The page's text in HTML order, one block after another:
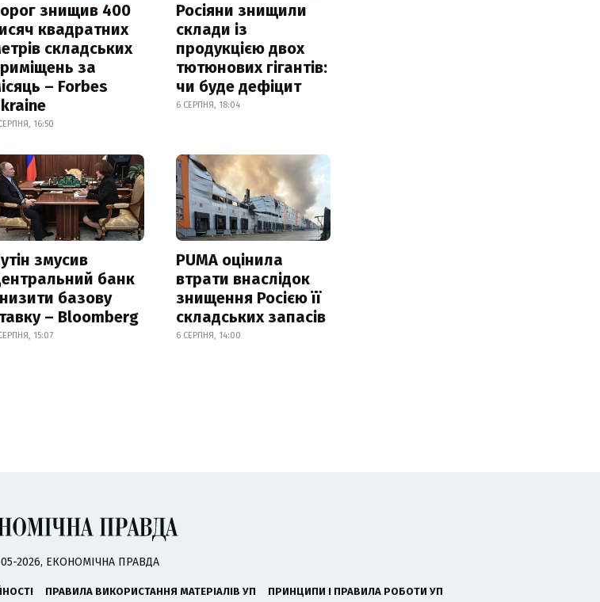
знищив 400
квадратних
складських
за
– Forbes
16:50
Росіяни знищили
склади із
продукцією двох
тютюнових гігантів:
чи буде дефіцит
6 СЕРПНЯ, 18:04
змусив
банк
базову
– Bloomberg
15:07
PUMA оцінила
втрати внаслідок
знищення Росією її
складських запасів
6 СЕРПНЯ, 14:00
2026, ЕКОНОМІЧНА ПРАВДА
ПРАВИЛА ВИКОРИСТАННЯ МАТЕРІАЛІВ УП ПРИНЦИПИ І ПРАВИЛА РОБОТИ УП